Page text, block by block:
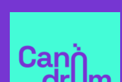
RRReparem el futur